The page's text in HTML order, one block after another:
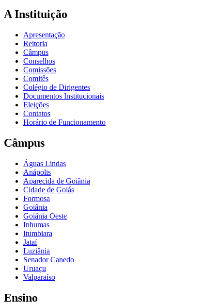
A Instituição
Apresentação
Reitoria
Câmpus
Conselhos
Comissões
Comitês
Colégio de Dirigentes
Documentos Institucionais
Eleições
Contatos
Horário de Funcionamento
Câmpus
Águas Lindas
Anápolis
Aparecida de Goiânia
Cidade de Goiás
Formosa
Goiânia
Goiânia Oeste
Inhumas
Itumbiara
Jataí
Luziânia
Senador Canedo
Uruaçu
Valparaíso
Ensino